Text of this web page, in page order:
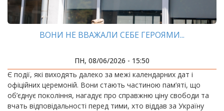
ВОНИ НЕ ВВАЖАЛИ СЕБЕ ГЕРОЯМИ...
ПН, 08/06/2026 - 15:50
Є події, які виходять далеко за межі календарних дат і
офіційних церемоній. Вони стають частиною пам’яті, що
об’єднує покоління, нагадує про справжню ціну свободи та
вчать відповідальності перед тими, хто віддав за Україну